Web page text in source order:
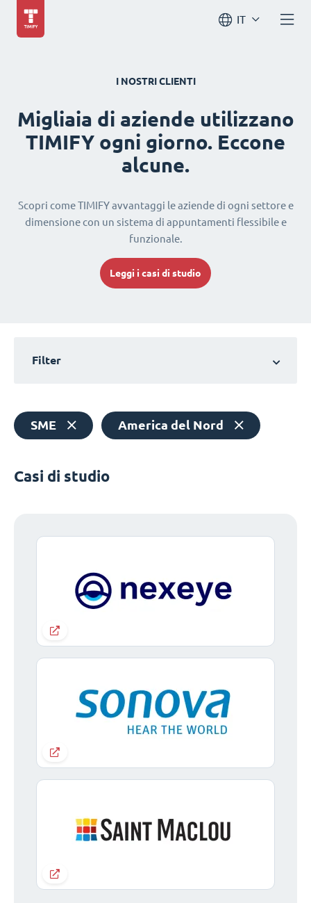
IT
I NOSTRI CLIENTI
Migliaia di aziende utilizzano
TIMIFY ogni giorno. Eccone
alcune.
Scopri come TIMIFY avvantaggi le aziende di ogni settore e
dimensione con un sistema di appuntamenti flessibile e
funzionale.
Leggi i casi di studio
Filter
SME America del Nord
Casi di studio